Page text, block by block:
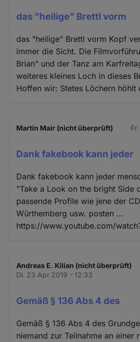
das "heilige" Brettl vorm
das "heilige" Brettl vorm Kopf
immer die Sicht. Die
Brian" und der Tanz am
weiteres kleines Loch in dieses
Hoffen wir: Stetes Löchern höhlt
Martin Mair (nicht überprüft)
Dank fakebook kann jeder
Dank fakebook kann jeder
"Take a Look on the bright Side
passende Profile wie jene der
Würthemberg usw. posten ...
https://www.youtube.com/
Andreas E. Kilian (nicht überprüft)
Di. 23 Apr 2019 - 12:33
Gemäß § 136 Abs 4 des
Gemäß § 136 Abs 4 des
niemand zur Teilnahme an einer